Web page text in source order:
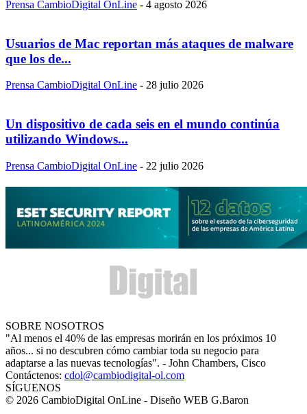
Prensa CambioDigital OnLine - 4 agosto 2026
Usuarios de Mac reportan más ataques de malware
que los de...
Prensa CambioDigital OnLine - 28 julio 2026
Un dispositivo de cada seis en el mundo continúa
utilizando Windows...
Prensa CambioDigital OnLine - 22 julio 2026
SOBRE NOSOTROS
"Al menos el 40% de las empresas morirán en los próximos 10
años... si no descubren cómo cambiar toda su negocio para
adaptarse a las nuevas tecnologías". - John Chambers, Cisco
Contáctenos: cdol@cambiodigital-ol.com
SÍGUENOS
© 2026 CambioDigital OnLine - Diseño WEB G.Baron